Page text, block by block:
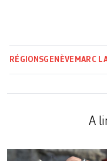
RÉGIONSGENÈVE MARC
A